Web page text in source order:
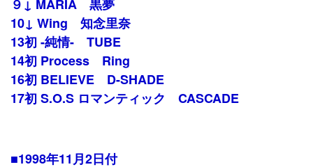
９↓ MARIA 黒夢
10↓ Wing 知念里奈
13初 -純情- TUBE
14初 Process Ring
16初 BELIEVE D-SHADE
17初 S.O.S ロマンティック CASCADE
■1998年11月2日付